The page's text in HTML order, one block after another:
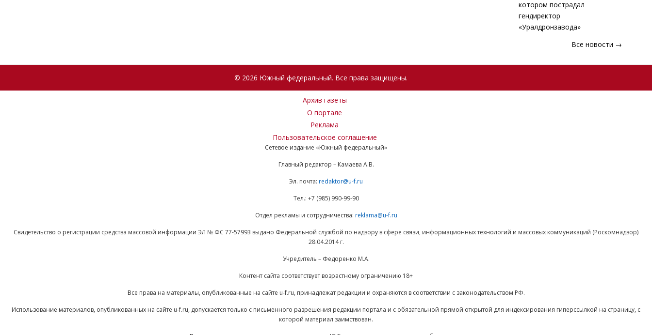
котором пострадал
гендиректор
«Уралдронзавода»
Все новости →
© 2026 Южный федеральный. Все права защищены.
Архив газеты
О портале
Реклама
Пользовательское соглашение
Сетевое издание «Южный федеральный»
Главный редактор – Камаева А.В.
Эл. почта: redaktor@u-f.ru
Тел.: +7 (985) 990-99-90
Отдел рекламы и сотрудничества: reklama@u-f.ru
Свидетельство о регистрации средства массовой информации ЭЛ № ФС 77-57993 выдано Федеральной службой по надзору в сфере связи, информационных технологий и массовых коммуникаций (Роскомнадзор)
28.04.2014 г.
Учредитель – Федоренко М.А.
Контент сайта соответствует возрастному ограничению 18+
Все права на материалы, опубликованные на сайте u-f.ru, принадлежат редакции и охраняются в соответствии с законодательством РФ.
Использование материалов, опубликованных на сайте u-f.ru, допускается только с письменного разрешения редакции портала и с обязательной прямой открытой для индексирования гиперссылкой на страницу, с
которой материал заимствован.